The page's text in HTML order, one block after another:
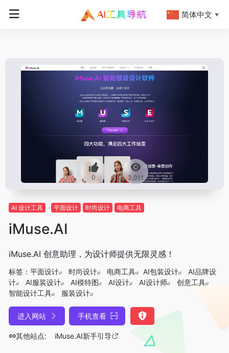
0 3,011
AI 设计工具 平面设计 时尚设计 电商工具
iMuse.AI
iMuse.AI 创意助理，为设计师提供无限灵感！
标签： 平面设计 时尚设计 电商工具 AI包装设计
AI品牌设
计
AI服装设计 AI模特图 AI设计 AI设计师
创意工具
智能设计工具
服装设计
进入网站 手机查看
其他站点: iMuse.AI新手引导
简体中文 ▼